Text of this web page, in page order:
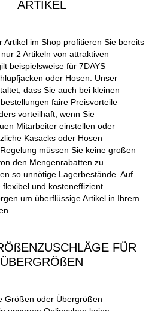
ARTIKEL
Artikel im Shop profitieren Sie bereits
2 Artikeln von attraktiven
beispielsweise für 7DAYS
oder Hosen. Unser
dass Sie auch bei kleinen
faire Preisvorteile
vorteilhaft, wenn Sie
Mitarbeiter einstellen oder
Kasacks oder Hosen
müssen Sie keine großen
den Mengenrabatten zu
so unnötige Lagerbestände. Auf
und kosteneffizient
um überflüssige Artikel in Ihrem
FÜR
ÜBERGRÖßEN
Größen oder Übergrößen